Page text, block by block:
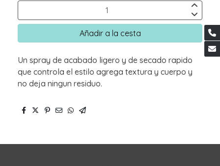
Añadir a la cesta
Un spray de acabado ligero y de secado rapido
que controla el estilo agrega textura y cuerpo y
no deja ningun residuo.